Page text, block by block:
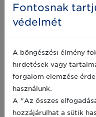
Az NNGYK és a
Zrt. tisztelettel
Magyar
(MEFCS)
Fontosnak
védelmét
A böngészési élmény
hirdetések vagy
forgalom elemzése
használunk.
A "Az összes
hozzájárulhat a sütik